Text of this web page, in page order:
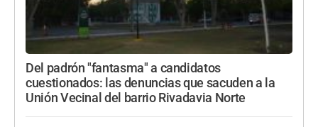
Del padrón "fantasma" a candidatos
cuestionados: las denuncias que sacuden a la
Unión Vecinal del barrio Rivadavia Norte